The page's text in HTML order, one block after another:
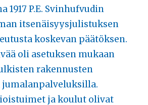
1917 P.E. Svinhufvudin
itsenäisyysjulistuksen
koskevan päätöksen.
oli asetuksen mukaan
rakennusten
ja koulut olivat